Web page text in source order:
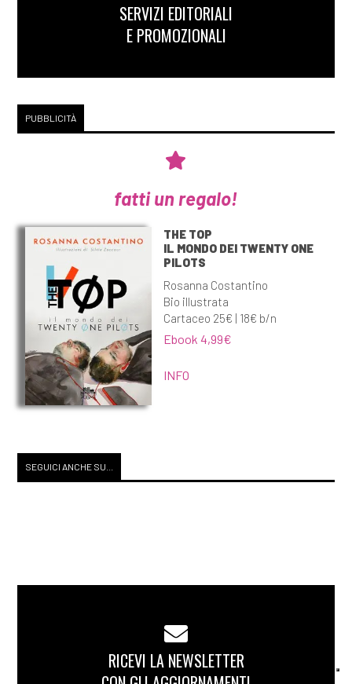
SERVIZI EDITORIALI
E PROMOZIONALI
PUBBLICITÀ
fatti un regalo!
THE TOP
IL MONDO DEI TWENTY ONE
PILOTS
Rosanna Costantino
Bio illustrata
Cartaceo 25€ | 18€ b/n
Ebook 4,99€
INFO
SEGUICI ANCHE SU...
RICEVI LA NEWSLETTER